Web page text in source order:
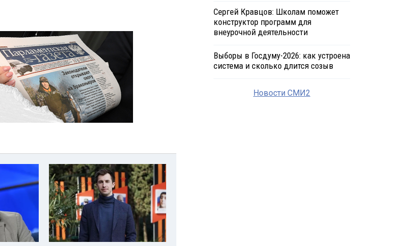
Сергей Кравцов: Школам поможет
конструктор программ для
внеурочной деятельности
Выборы в Госдуму-2026: как устроена
система и сколько длится созыв
Новости СМИ2